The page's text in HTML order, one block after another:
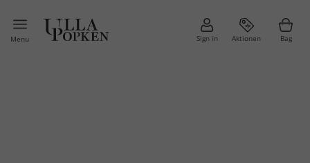
Menu Sign in Aktionen Bag